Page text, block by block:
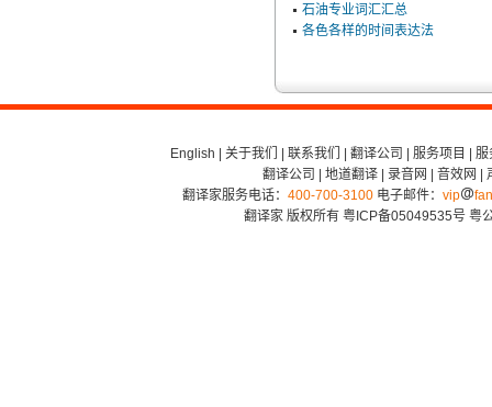
石油专业词汇汇总
各色各样的时间表达法
English 关于我们 联系我们 翻译公司 服务项目
服
翻译公司
地道翻译| 录音网 音效网
翻译家服务电话： 400-700-3100电子邮件： vip
翻译家 版权所有 粤ICP备05049535号 粤